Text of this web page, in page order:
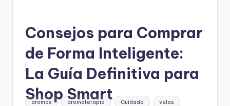
Consejos para Comprar
de Forma Inteligente:
La Guía Definitiva para
Shop Smart
Etiquetas:
aromas aromaterapia Cuidado velas